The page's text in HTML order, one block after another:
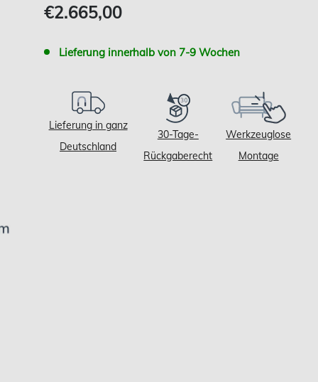
Verkaufspreis
€2.665,00
Lieferung innerhalb von 7-9 Wochen
Lieferung in ganz
Deutschland
30-Tage-
Rückgaberecht
Werkzeuglose
Montage